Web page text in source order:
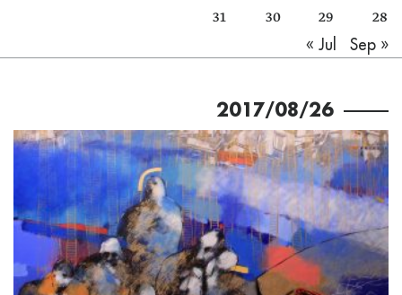
28
29
30
31
« Jul
Sep »
2017/08/26